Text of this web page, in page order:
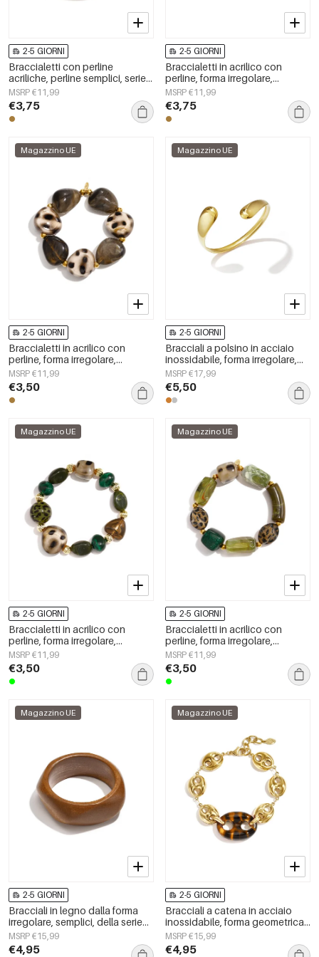
2-5 GIORNI
Braccialetti con perline
acriliche, perline semplici, serie
Simple Daily, gioielli da donna
MSRP €11,99
€3,75
2-5 GIORNI
Braccialetti in acrilico con
perline, forma irregolare,
semplici, per tutti i giorni, serie
Simple, gioielli da donna
MSRP €11,99
€3,75
Magazzino UE
2-5 GIORNI
Braccialetti in acrilico con
perline, forma irregolare,
semplici, per tutti i giorni, serie
Simple, gioielli da donna
MSRP €11,99
€3,50
Magazzino UE
2-5 GIORNI
Bracciali a polsino in acciaio
inossidabile, forma irregolare,
semplici, per tutti i giorni, serie
Simple, gioielli da donna
MSRP €17,99
€5,50
Magazzino UE
2-5 GIORNI
Braccialetti in acrilico con
perline, forma irregolare,
semplici, per tutti i giorni, serie
Simple, gioielli da donna
MSRP €11,99
€3,50
Magazzino UE
2-5 GIORNI
Braccialetti in acrilico con
perline, forma irregolare,
semplici, per tutti i giorni, serie
Simple, gioielli da donna
MSRP €11,99
€3,50
Magazzino UE
2-5 GIORNI
Bracciali in legno dalla forma
irregolare, semplici, della serie
Simple, per tutti i giorni, gioielli
da donna.
MSRP €15,99
€4,95
Magazzino UE
2-5 GIORNI
Bracciali a catena in acciaio
inossidabile, forma geometrica,
semplici, serie Simple, gioielli da
donna per tutti i giorni.
MSRP €15,99
€4,95